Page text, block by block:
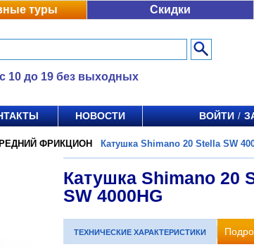
туры Скидки
с 10 до 19 без выходных
НОВОСТИ ВОЙТИ /
ФРИКЦИОН //
Катушка Shimano 20 Stella SW
Катушка Shimano 20
SW 4000HG
ТЕХНИЧЕСКИЕ ХАРАКТЕРИСТИКИ